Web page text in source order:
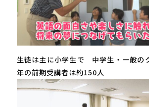
生徒は主に小学生で 中学生・一般
年の前期受講者は約150人